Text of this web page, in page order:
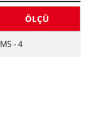
ÖLÇÜ
M5 - 4